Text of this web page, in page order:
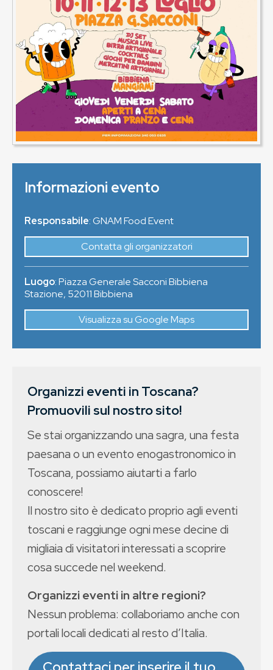
Informazioni evento
Responsabile: GNAM Food Event
Contatta gli organizzatori
Luogo:Piazza Generale Sacconi Bibbiena
Stazione, 52011Bibbiena
Visualizza su Google Maps
Organizzi eventi in Toscana?
Promuovili sul nostro sito!
Se stai organizzando una sagra, una festa
paesana o un evento enogastronomico in
Toscana, possiamo aiutarti a farlo
conoscere!
Il nostro sito è dedicato proprio agli eventi
toscani e raggiunge ogni mese decine di
migliaia di visitatori interessati a scoprire
cosa succede nel weekend.
Organizzi eventi in altre regioni?
Nessun problema: collaboriamo anche con
portali locali dedicati al resto d’Italia.